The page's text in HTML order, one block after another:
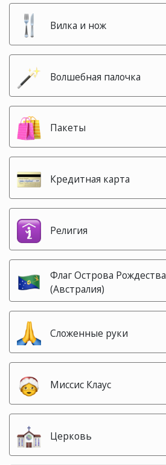
Вилка и нож
Волшебная палочка
Пакеты
Кредитная карта
Религия
Флаг Острова Рождества
(Австралия)
Сложенные руки
Миссис Клаус
Церковь